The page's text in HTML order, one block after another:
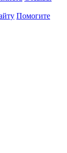
Помогите